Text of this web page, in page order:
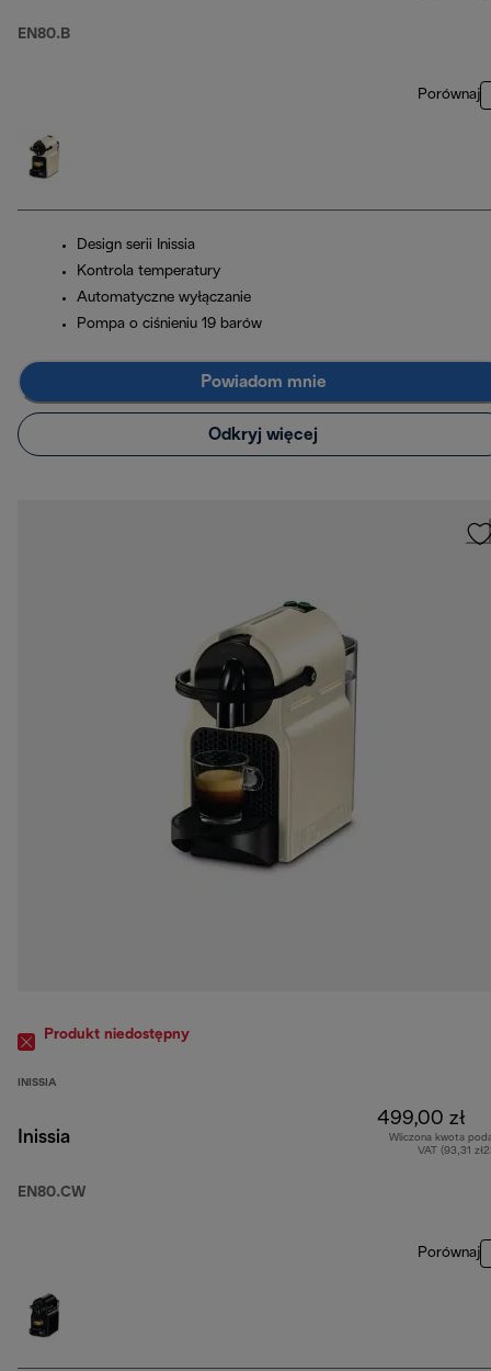
EN80.B
Porównaj
Design serii Inissia
Kontrola temperatury
Automatyczne wyłączanie
Pompa o ciśnieniu 19 barów
Powiadom mnie
Odkryj więcej
Produkt niedostępny
INISSIA
Inissia
EN80.CW
499,00 zł
Wliczona kwota
VAT (93,31
Porównaj